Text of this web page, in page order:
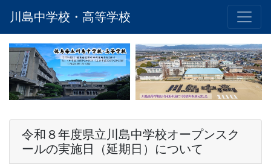
川島中学校・高等学校
令和８年度県立川島中学校オープンスク
ールの実施日（延期日）について